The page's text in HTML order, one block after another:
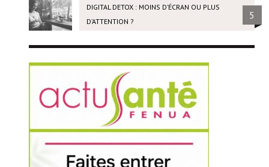
DIGITAL DETOX : MOINS D’ÉCRAN OU PLUS
D’ATTENTION ?
5